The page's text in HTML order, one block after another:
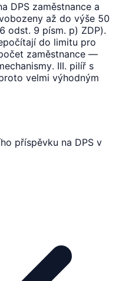
DPS zaměstnance a
až do výše 50
odst. 9 písm. p) ZDP).
do limitu pro
zaměstnance —
III. pilíř s
velmi výhodným
příspěvku na DPS v